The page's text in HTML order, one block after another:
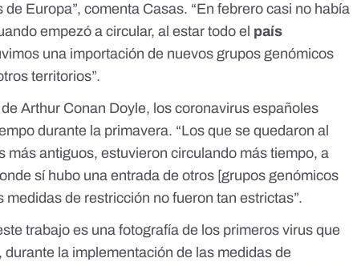
Europa”, comenta Casas. “En febrero casi no había
empezó a circular, al estar todo el país
una importación de nuevos grupos genómicos
territorios”.
de Arthur Conan Doyle, los coronavirus españoles
durante la primavera. “Los que se quedaron al
más antiguos, estuvieron circulando más tiempo, a
sí hubo una entrada de otros [grupos genómicos
de restricción no fueron tan estrictas”.
trabajo es una fotografía de los primeros virus que
, durante la implementación de las medidas de